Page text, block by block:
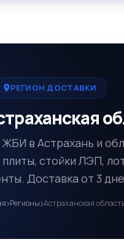
РЕГИОН ДОСТАВКИ
в Астрахань и
стойки ЛЭП,
Доставка от 3
Регионы Астраханская